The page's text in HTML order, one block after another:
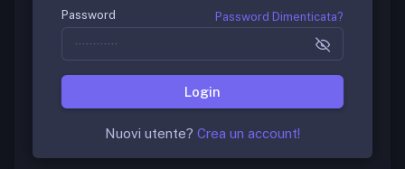
MMG.
Libri concorso SSM
Anteprima dei libri per il concorso SSM:
Password Password Dimenticata?
Login
Nuovi utente? Crea un account!